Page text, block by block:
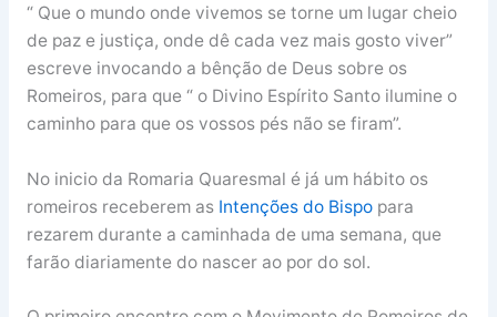
“ Que o mundo onde vivemos se torne um lugar cheio
de paz e justiça, onde dê cada vez mais gosto viver”
escreve invocando a bênção de Deus sobre os
Romeiros, para que “ o Divino Espírito Santo ilumine o
caminho para que os vossos pés não se firam”.
No inicio da Romaria Quaresmal é já um hábito os
romeiros receberem as Intenções do Bispopara
rezarem durante a caminhada de uma semana, que
farão diariamente do nascer ao por do sol.